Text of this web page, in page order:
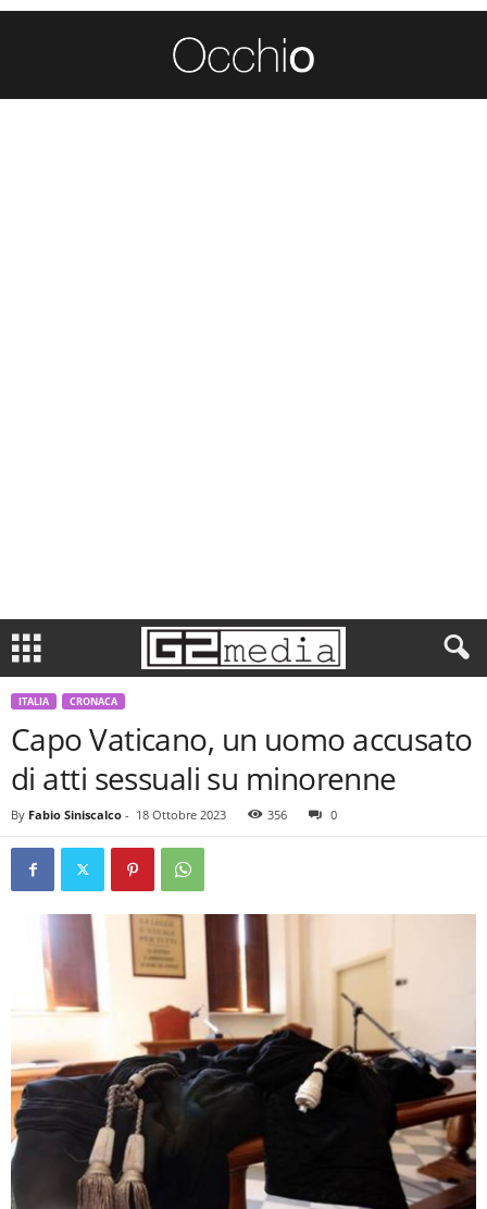
ITALIA CRONACA
Capo Vaticano, un uomo accusato
di atti sessuali su minorenne
By Fabio Siniscalco - 18 Ottobre 2023 356 0